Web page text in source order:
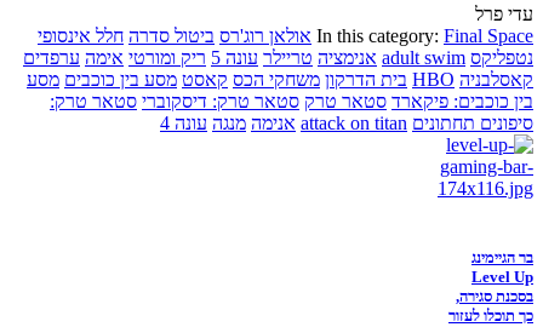
עדי פרל
In this category: Final Space אולאן רוג'רס ביטול סדרה חלל אינסופי
נטפליקס adult swim אנימציה טריילר עונה 5 ריק ומורטי אימה ערפדים
קאסלבניה HBO בית הדרקון משחקי הכס קאסט מסע בין כוכבים מסע
בין כוכבים: פיקארד סטאר טרק סטאר טרק: דיסקוברי סטאר טרק:
סיפונים תחתונים attack on titan אנימה מנגה עונה 4
בר הגיימינג
Level Up
בסכנת סגירה,
כך תוכלו לעזור